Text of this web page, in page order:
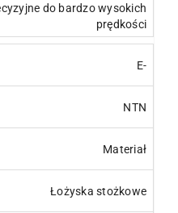
do bardzo wysokich
prędkości
E-
NTN
Materiał
Łożyska stożkowe